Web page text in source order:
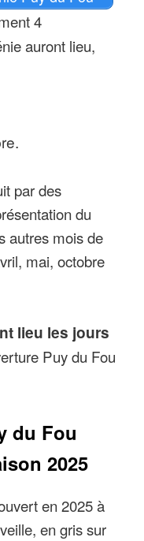
4
auront lieu,
par des
du
autres mois de
mai, octobre
lieu les jours
Puy du Fou
du Fou
2025
en 2025 à
en gris sur